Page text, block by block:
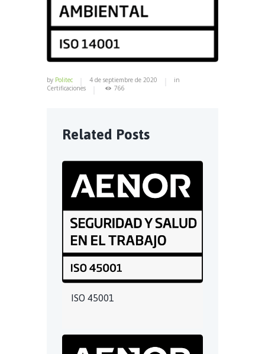
by Politec 4 de septiembre de 2020
in
Certificaciones
766
Related Posts
ISO 45001